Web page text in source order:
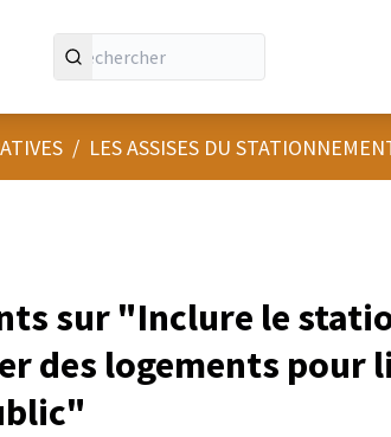
/ LES ASSISES DU
sur "Inclure le
des logements pour